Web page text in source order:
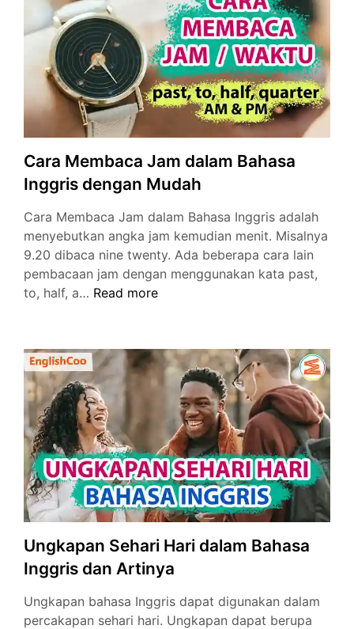
Sering
Digunakan
Cara Membaca Jam dalam Bahasa
Inggris dengan Mudah
Cara Membaca Jam dalam Bahasa Inggris adalah
menyebutkan angka jam kemudian menit. Misalnya
9.20 dibaca nine twenty. Ada beberapa cara lain
pembacaan jam dengan menggunakan kata past,
to, half, a… Cara
dalam
Bahasa
Inggris
dengan
Mudah
Read more
Ungkapan Sehari Hari dalam Bahasa
Inggris dan Artinya
Ungkapan bahasa Inggris dapat digunakan dalam
percakapan sehari hari. Ungkapan dapat berupa